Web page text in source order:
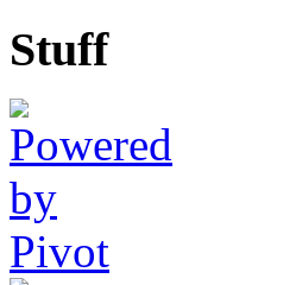
Stuff